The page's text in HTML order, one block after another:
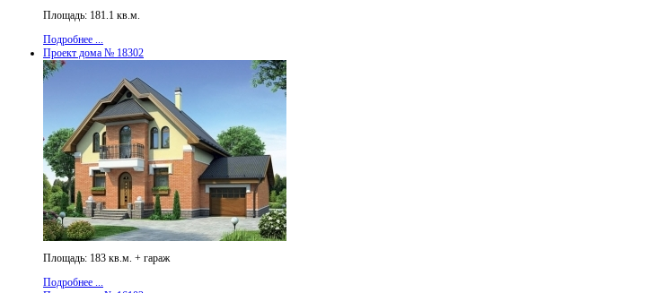
Площадь: 181.1 кв.м.
Подробнее ...
Проект дома № 18302
Площадь: 183 кв.м. + гараж
Подробнее ...